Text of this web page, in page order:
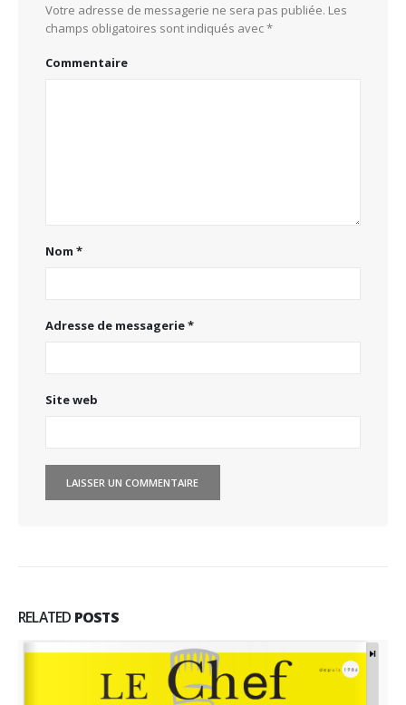
Votre adresse de messagerie ne sera pas publiée. Les
champs obligatoires sont indiqués avec*
Commentaire
Nom *
Adresse de messagerie*
Site web
RELATED POSTS